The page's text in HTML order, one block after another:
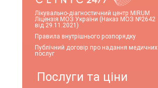
Лікувально-діагностичний центр MIRUM
Ліцензія МОЗ України (Наказ МОЗ №2642
від 29.11.2021)
Правила внутрішнього розпорядку
Публічний договір про надання медичних
послуг
Послуги та ціни